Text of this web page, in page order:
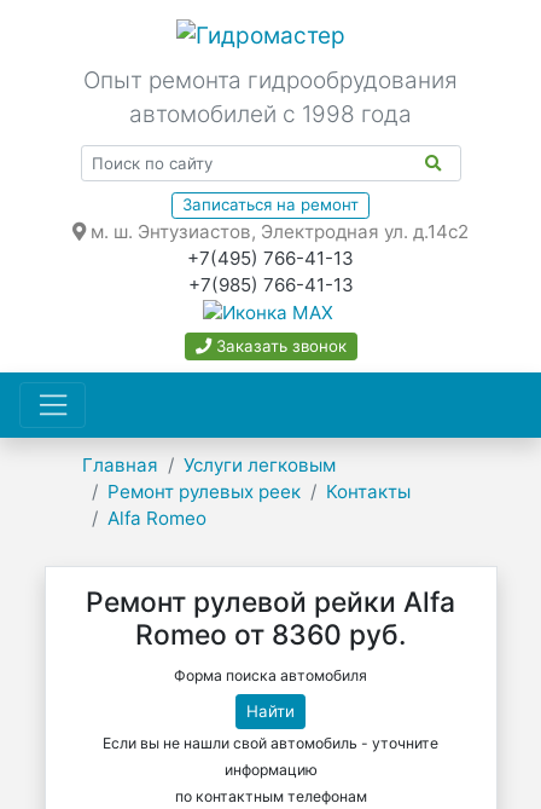
Опыт ремонта гидрообрудования
автомобилей с 1998 года
Записаться на ремонт
м. ш. Энтузиастов, Электродная ул. д.14с2
+7(495) 766-41-13
+7(985) 766-41-13
Заказать звонок
Главная
Услуги легковым
Ремонт рулевых реек
Контакты
Alfa Romeo
Ремонт рулевой рейки Alfa
Romeo от 8360 руб.
Форма поиска автомобиля
Найти
Если вы не нашли свой автомобиль - уточните
информацию
по контактным телефонам